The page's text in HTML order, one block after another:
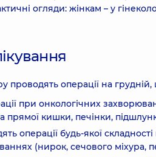
огляди: жінкам – у
проводять операції на грудній,
при онкологічних
прямої кишки, печінки,
операції будь-якої
(нирок, сечового міхура,